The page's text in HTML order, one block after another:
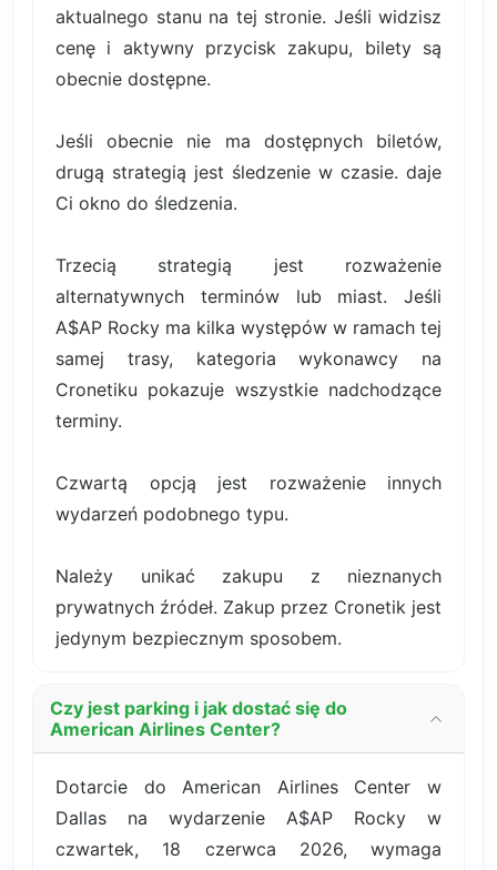
aktualnego stanu na tej stronie. Jeśli widzisz
cenę i aktywny przycisk zakupu, bilety są
obecnie dostępne.
Jeśli obecnie nie ma dostępnych biletów,
drugą strategią jest śledzenie w czasie. daje
Ci okno do śledzenia.
Trzecią strategią jest rozważenie
alternatywnych terminów lub miast. Jeśli
A$AP Rocky ma kilka występów w ramach tej
samej trasy, kategoria wykonawcy na
Cronetiku pokazuje wszystkie nadchodzące
terminy.
Czwartą opcją jest rozważenie innych
wydarzeń podobnego typu.
Należy unikać zakupu z nieznanych
prywatnych źródeł. Zakup przez Cronetik jest
jedynym bezpiecznym sposobem.
Czy jest parking i jak dostać się do
American Airlines Center?
Dotarcie do American Airlines Center w
Dallas na wydarzenie A$AP Rocky w
czwartek, 18 czerwca 2026, wymaga